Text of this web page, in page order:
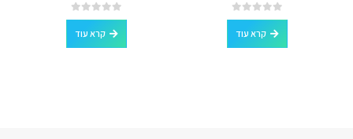
0
out of 5
קרא עוד
0
out of 5
קרא עוד